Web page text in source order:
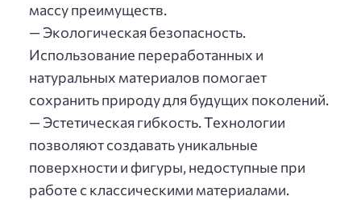
массу преимуществ.
— Экологическая безопасность.
Использование переработанных и
натуральных материалов помогает
сохранить природу для будущих поколений.
— Эстетическая гибкость. Технологии
позволяют создавать уникальные
поверхности и фигуры, недоступные при
работе с классическими материалами.